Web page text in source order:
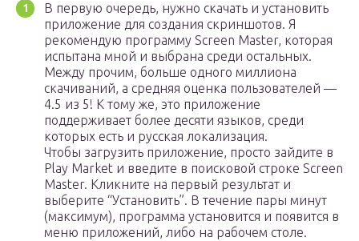
В первую очередь, нужно скачать и установить
приложение для создания скриншотов. Я
рекомендую программу Screen Master, которая
испытана мной и выбрана среди остальных.
Между прочим, больше одного миллиона
скачиваний, а средняя оценка пользователей —
4.5 из 5! К тому же, это приложение
поддерживает более десяти языков, среди
которых есть и русская локализация.
Чтобы загрузить приложение, просто зайдите в
Play Market и введите в поисковой строке Screen
Master. Кликните на первый результат и
выберите “Установить”. В течение пары минут
(максимум), программа установится и появится в
меню приложений, либо на рабочем столе.